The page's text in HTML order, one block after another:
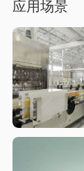
应用场景